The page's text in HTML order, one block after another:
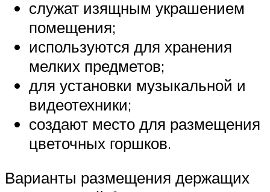
служат изящным украшением
помещения;
используются для хранения
мелких предметов;
для установки музыкальной и
видеотехники;
создают место для размещения
цветочных горшков.
Варианты размещения держащих